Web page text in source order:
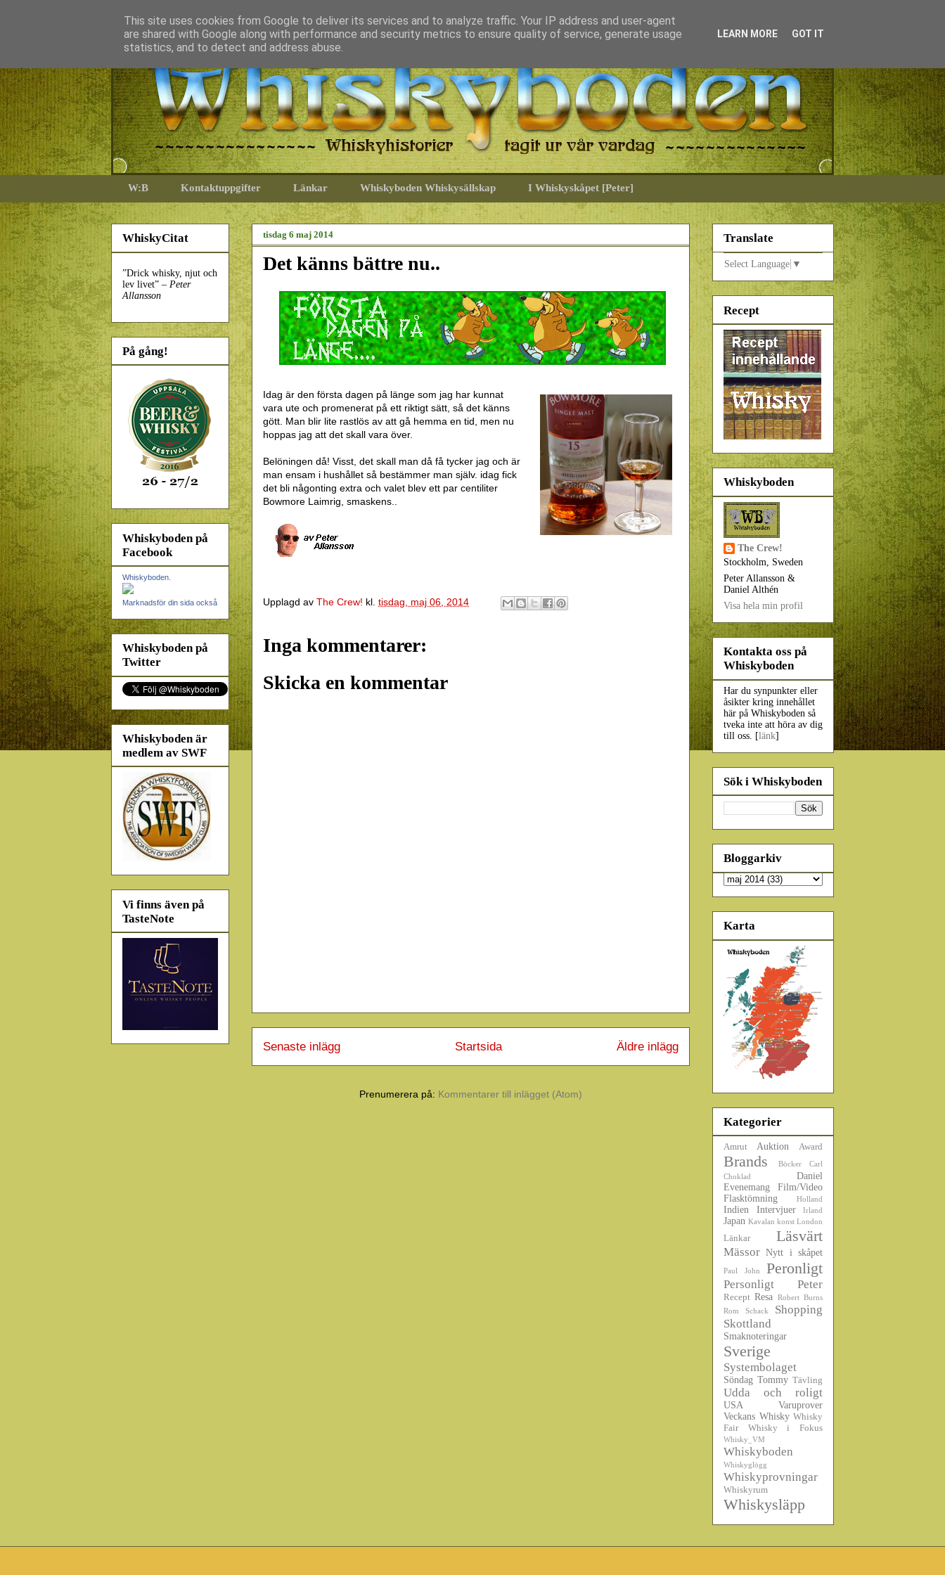
W:B Kontaktuppgifter Länkar Whiskyboden Whiskysällskap I Whiskyskåpet [Peter]
tisdag 6 maj 2014
Det känns bättre nu..
Idag är den första dagen på länge som jag har kunnat
vara ute och promenerat på ett riktigt sätt, så det känns
gött. Man blir lite rastlös av att gå hemma en tid, men nu
hoppas jag att det skall vara över.
Belöningen då! Visst, det skall man då få tycker jag och är
man ensam i hushållet så bestämmer man själv. idag fick
det bli någonting extra och valet blev ett par centiliter
Bowmore Laimrig, smaskens..
Upplagd av The Crew! kl. tisdag, maj 06, 2014
Inga kommentarer:
Skicka en kommentar
Senaste inlägg Äldre inlägg
Startsida
Prenumerera på: Kommentarer till inlägget (Atom)
WhiskyCitat
”Drick whisky, njut och
lev livet” – Peter
Allansson
På gång!
Whiskyboden på
Facebook
Whiskyboden.
Marknadsför din sida också
Whiskyboden på
Twitter
Whiskyboden är
medlem av SWF
Vi finns även på
TasteNote
Translate
Select Language ▼
Recept
Whiskyboden
The Crew!
Stockholm, Sweden
Peter Allansson &
Daniel Althén
Visa hela min profil
Kontakta oss på
Whiskyboden
Har du synpunkter eller
åsikter kring innehållet
här på Whiskyboden så
tveka inte att höra av dig
till oss. [länk]
Sök i Whiskyboden
Bloggarkiv
Karta
Kategorier
Amrut Auktion Award
Brands Böcker
Carl
Choklad
Daniel
Evenemang
Film/Video
Flasktömning
Holland
Indien Intervjuer Irland
Japan Kavalan konst London
Länkar Läsvärt
Mässor Nytt i skåpet
Paul John Peronligt
Personligt Peter
Recept Resa Robert Burns
Rom
Schack
Shopping
Skottland
Smaknoteringar
Sverige
Systembolaget
Söndag Tommy Tävling
Udda och roligt
USA
Varuprover
Veckans Whisky Whisky
Fair
Whisky i Fokus
Whisky_VM
Whiskyboden
Whiskyglögg
Whiskyprovningar
Whiskyrum
Whiskysläpp
This site uses cookies from Google to deliver its services and to analyze traffic. Your IP address and user-agent
are shared with Google along with performance and security metrics to ensure quality of service, generate usage
statistics, and to detect and address abuse.
LEARN MORE GOT IT